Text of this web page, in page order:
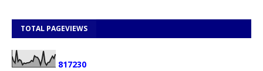
TOTAL PAGEVIEWS
817230